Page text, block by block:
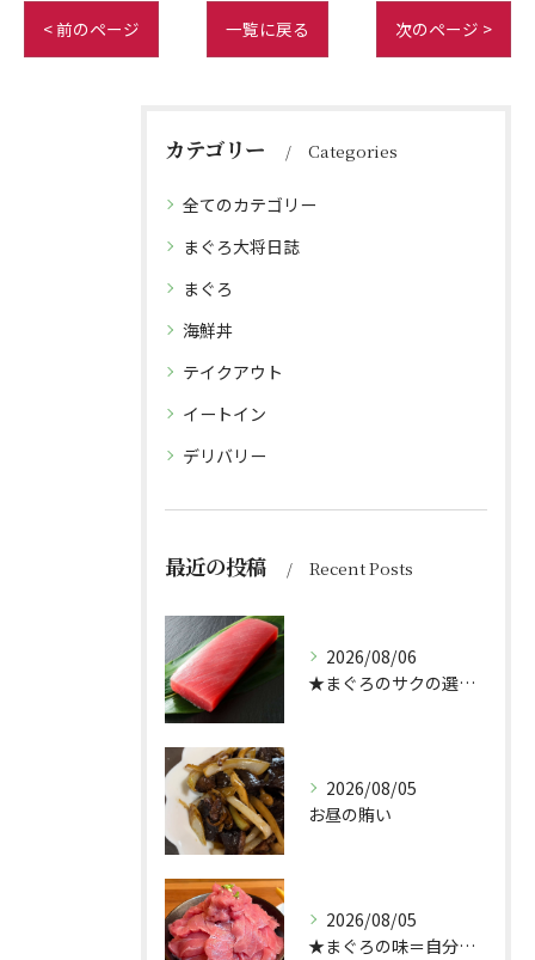
< 前のページ 一覧に戻る 次のページ >
カテゴリー Categories
全てのカテゴリー
まぐろ大将日誌
まぐろ
海鮮丼
テイクアウト
イートイン
デリバリー
最近の投稿 Recent Posts
2026/08/06
★まぐろのサクの選び方★（どんぶり屋まぐろ大将）
2026/08/05
お昼の賄い
2026/08/05
★まぐろの味＝自分好み？★